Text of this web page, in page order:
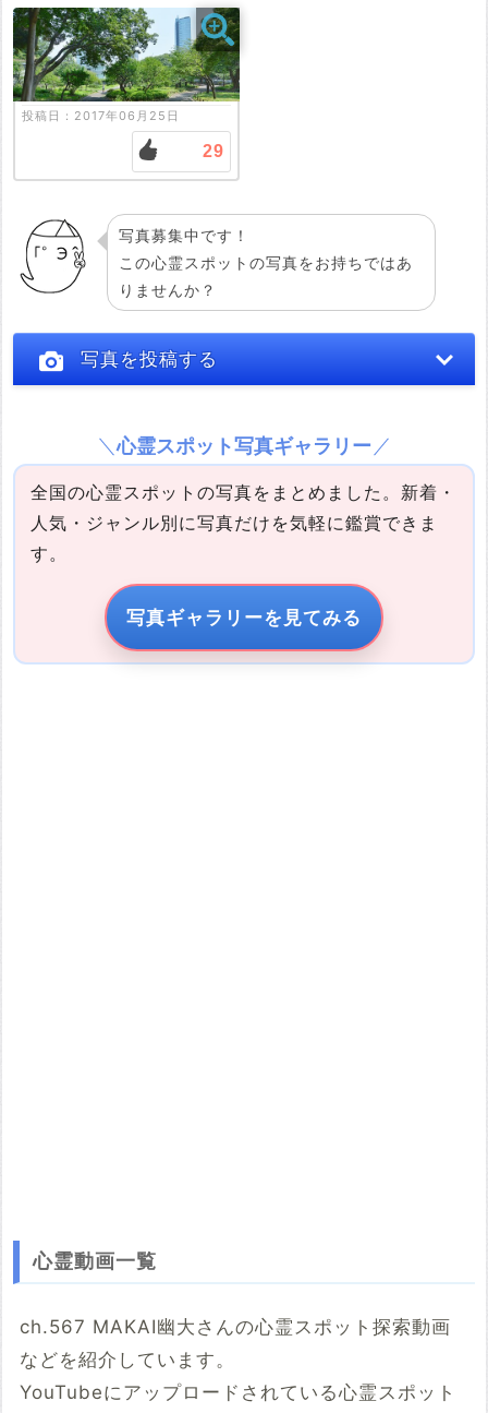
投稿日：2017年06月25日
29
写真募集中です！
この心霊スポットの写真をお持ちではあ
りませんか？
写真を投稿する
写真の説明
心霊スポット写真ギャラリー
全国の心霊スポットの写真をまとめました。新着・
人気・ジャンル別に写真だけを気軽に鑑賞できま
す。
写真ギャラリーを見てみる
心霊動画一覧
ch.567 MAKAI幽大さんの心霊スポット探索動画
などを紹介しています。
YouTubeにアップロードされている心霊スポット